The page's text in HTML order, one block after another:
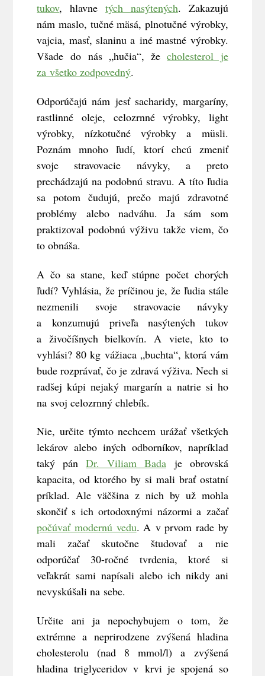
tukov, hlavne tých nasýtených. Zakazujú
nám maslo, tučné mäsá, plnotučné výrobky,
vajcia, masť, slaninu a iné mastné výrobky.
Všade do nás „hučia“, žecholesterol je
za všetko zodpovedný.
Odporúčajú nám jesť sacharidy, margaríny,
rastlinné oleje, celozrnné výrobky, light
výrobky, nízkotučné výrobky a müsli.
Poznám mnoho ľudí, ktorí chcú zmeniť
svoje stravovacie návyky, a preto
prechádzajú na podobnú stravu. A títo ľudia
sa potom čudujú, prečo majú zdravotné
problémy alebo nadváhu. Ja sám som
praktizoval podobnú výživu takže viem, čo
to obnáša.
A čo sa stane, keď stúpne počet chorých
ľudí? Vyhlásia, že príčinou je, že ľudia stále
nezmenili svoje stravovacie návyky
a konzumujú priveľa nasýtených tukov
a živočíšnych bielkovín. A viete, kto to
vyhlási? 80 kg vážiaca „buchta“, ktorá vám
bude rozprávať, čo je zdravá výživa. Nech si
radšej kúpi nejaký margarín a natrie si ho
na svoj celozrnný chlebík.
Nie, určite týmto nechcem urážať všetkých
lekárov alebo iných odborníkov, napríklad
taký pánDr. Viliam Badaje obrovská
kapacita, od ktorého by si mali brať ostatní
príklad. Ale väčšina z nich by už mohla
skončiť s ich ortodoxnými názormi a začať
počúvať modernú vedu. A v prvom rade by
mali začať skutočne študovať a nie
odporúčať 30-ročné tvrdenia, ktoré si
veľakrát sami napísali alebo ich nikdy ani
nevyskúšali na sebe.
Určite ani ja nepochybujem o tom, že
extrémne a neprirodzene zvýšená hladina
cholesterolu (nad 8 mmol/l) a zvýšená
hladina triglyceridov v krvi je spojená so